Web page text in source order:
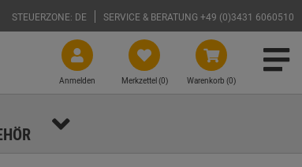
STEUERZONE: DE SERVICE & BERATUNG +49 (0)3431 6060510
Warenkorb (0)
Merkzettel (0)
Anmelden